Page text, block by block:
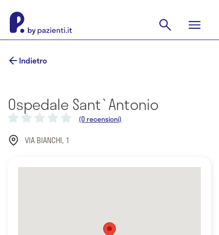
Indietro
Ospedale Sant`Antonio
(0 recensioni)
VIA BIANCHI, 1